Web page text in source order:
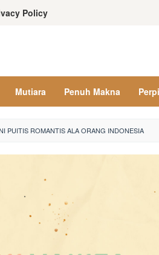
Policy
Mutiara Penuh Makna
PUITIS ROMANTIS ALA ORANG INDONESIA